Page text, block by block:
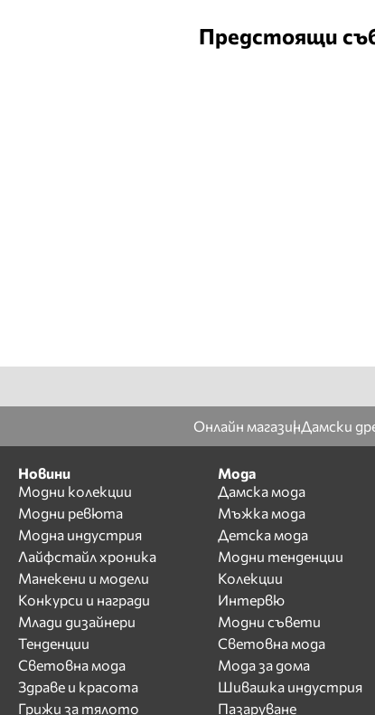
Предстоящи
Онлайн магазинДамски
Новини
Модни колекции
Модни ревюта
Модна индустрия
Лайфстайл хроника
Манекени и модели
Конкурси и награди
Млади дизайнери
Тенденции
Световна мода
Здраве и красота
Грижи за тялото
Мода
Дамска мода
Мъжка мода
Детска мода
Модни тенденции
Колекции
Интервю
Модни съвети
Световна мода
Мода за дома
Шивашка индустрия
Пазаруване